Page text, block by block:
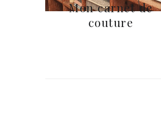
Mon carnet de
couture